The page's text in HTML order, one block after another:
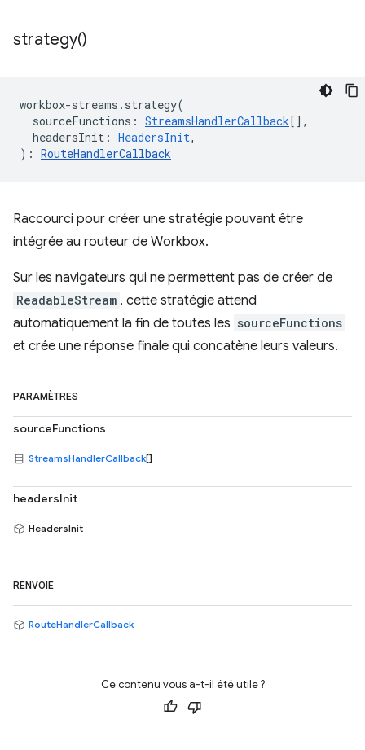
strategy()
workbox-streams . strategy(
sourceFunctions : StreamsHandlerCallback[],
headersInit : HeadersInit,
) : RouteHandlerCallback
Raccourci pour créer une stratégie pouvant être
intégrée au routeur de Workbox.
Sur les navigateurs qui ne permettent pas de créer de
ReadableStream , cette stratégie attend
automatiquement la fin de toutes les sourceFunctions
et crée une réponse finale qui concatène leurs valeurs.
PARAMÈTRES
sourceFunctions
StreamsHandlerCallback[]
headersInit
HeadersInit
RENVOIE
RouteHandlerCallback
Ce contenu vous a-t-il été utile ?